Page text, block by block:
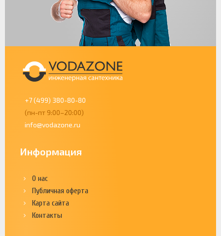
+7 (499) 380-80-80
(пн-пт 9:00–20:00)
info@vodazone.ru
Информация
О нас
Публичная оферта
Карта сайта
Контакты